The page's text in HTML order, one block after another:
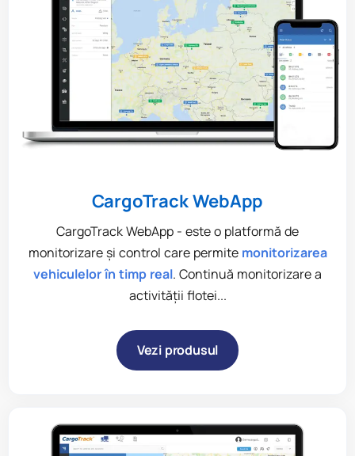
CargoTrack WebApp
CargoTrack WebApp - este o platformă de
monitorizare şi control care permite monitorizarea
vehiculelor în timp real. Continuă monitorizare a
activităţii flotei...
Vezi produsul